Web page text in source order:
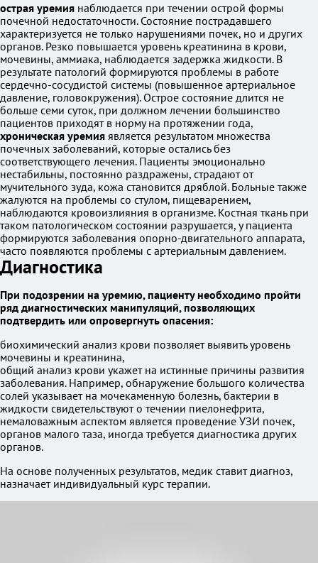
острая уремия наблюдается при течении острой формы
почечной недостаточности. Состояние пострадавшего
характеризуется не только нарушениями почек, но и других
органов. Резко повышается уровень креатинина в крови,
мочевины, аммиака, наблюдается задержка жидкости. В
результате патологий формируются проблемы в работе
сердечно-сосудистой системы (повышенное артериальное
давление, головокружения). Острое состояние длится не
больше семи суток, при должном лечении большинство
пациентов приходят в норму на протяжении года,
хроническая уремия является результатом множества
почечных заболеваний, которые остались без
соответствующего лечения. Пациенты эмоционально
нестабильны, постоянно раздражены, страдают от
мучительного зуда, кожа становится дряблой. Больные также
жалуются на проблемы со стулом, пищеварением,
наблюдаются кровоизлияния в организме. Костная ткань при
таком патологическом состоянии разрушается, у пациента
формируются заболевания опорно-двигательного аппарата,
часто появляются проблемы с артериальным давлением.
Диагностика
При подозрении на уремию, пациенту необходимо пройти
ряд диагностических манипуляций, позволяющих
подтвердить или опровергнуть опасения:
биохимический анализ крови позволяет выявить уровень
мочевины и креатинина,
общий анализ крови укажет на истинные причины развития
заболевания. Например, обнаружение большого количества
солей указывает на мочекаменную болезнь, бактерии в
жидкости свидетельствуют о течении пиелонефрита,
немаловажным аспектом является проведение УЗИ почек,
органов малого таза, иногда требуется диагностика других
органов.
На основе полученных результатов, медик ставит диагноз,
назначает индивидуальный курс терапии.